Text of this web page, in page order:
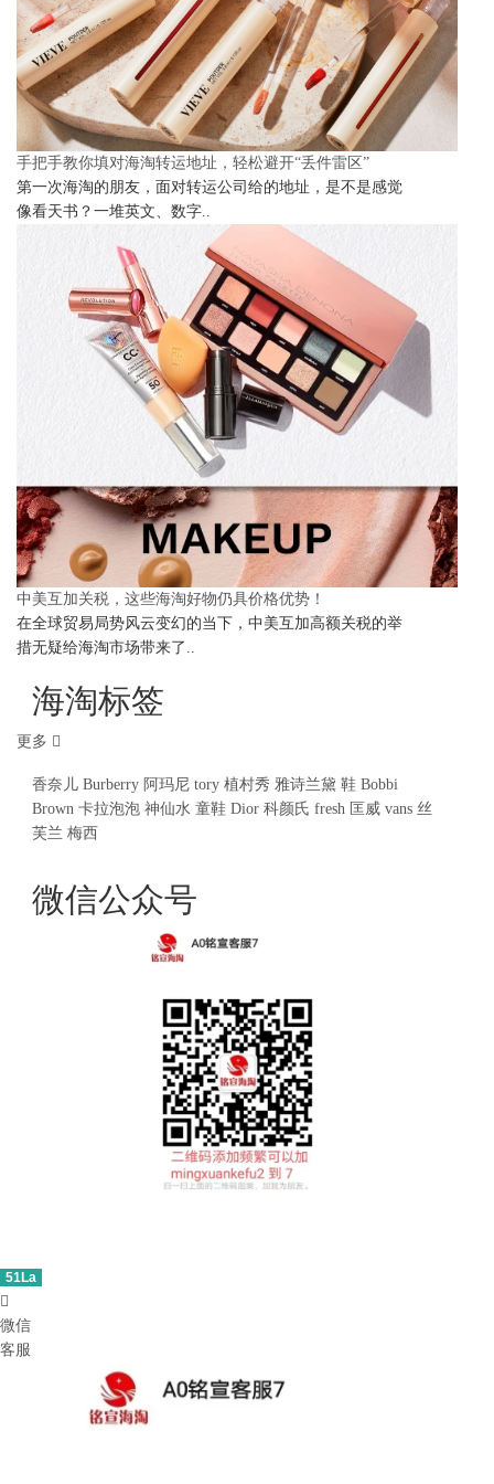
手把手教你填对海淘转运地址，轻松避开“丢件雷区”
第一次海淘的朋友，面对转运公司给的地址，是不是感觉
像看天书？一堆英文、数字..
中美互加关税，这些海淘好物仍具价格优势！
在全球贸易局势风云变幻的当下，中美互加高额关税的举
措无疑给海淘市场带来了..
海淘标签
更多
香奈儿 Burberry 阿玛尼 tory 植村秀 雅诗兰黛 鞋 Bobbi
Brown 卡拉泡泡 神仙水 童鞋 Dior 科颜氏 fresh 匡威 vans 丝
芙兰 梅西
微信公众号
51La

微信
客服